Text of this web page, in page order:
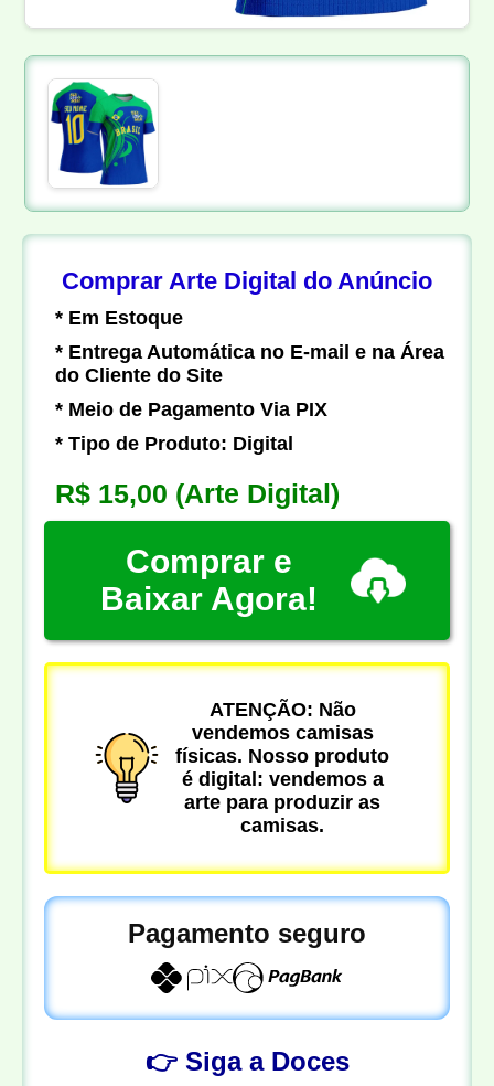
Comprar Arte Digital do Anúncio
* Em Estoque
* Entrega Automática no E-mail e na Área
do Cliente do Site
* Meio de Pagamento Via PIX
* Tipo de Produto: Digital
R$ 15,00 (Arte Digital)
Comprar e
Baixar Agora!
ATENÇÃO: Não
vendemos camisas
físicas. Nosso produto
é digital: vendemos a
arte para produzir as
camisas.
Pagamento seguro
👉 Siga a Doces